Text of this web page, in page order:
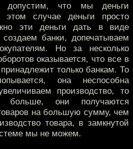
допустим, что мы деньги
случае деньги просто
эти деньги дать в виде
банки, допечатываем
Но за несколько
оказывается, что все в
только банкам. То
она неспособна
производство, то
больше, они получаются
на большую сумму, чем
товара, в замкнутой
мы не можем.